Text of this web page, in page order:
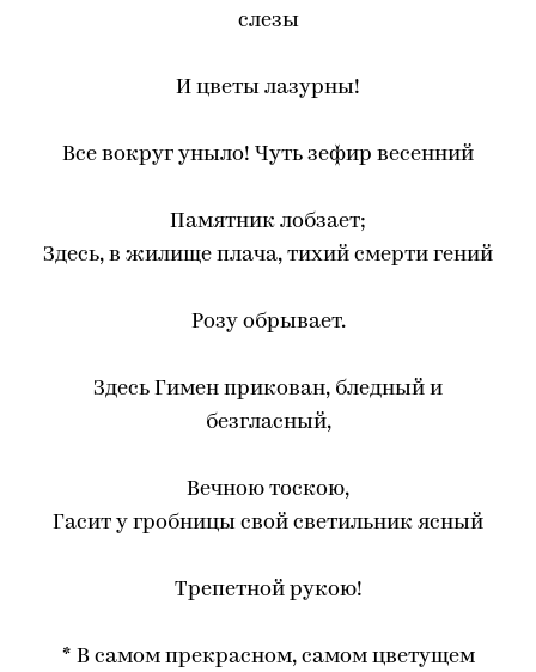
слезы
И цветы лазурны!
Все вокруг уныло! Чуть зефир весенний
Памятник лобзает;
Здесь, в жилище плача, тихий смерти гений
Розу обрывает.
Здесь Гимен прикован, бледный и
безгласный,
Вечною тоскою,
Гасит у гробницы свой светильник ясный
Трепетной рукою!
* В самом прекрасном, самом цветущем